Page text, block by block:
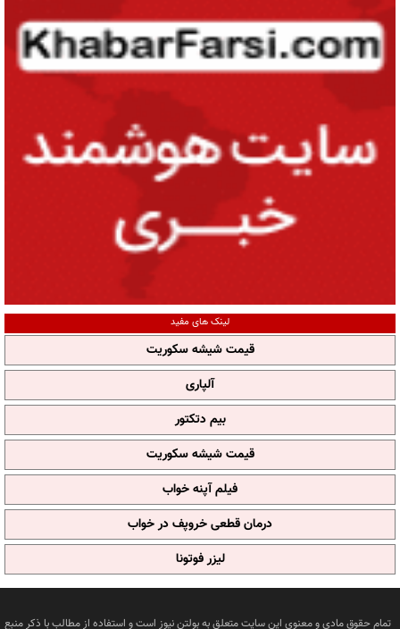
لینک های مفید
قیمت شیشه سکوریت
آلپاری
بیم دتکتور
قیمت شیشه سکوریت
فیلم آپنه خواب
درمان قطعی خروپف در خواب
لیزر فوتونا
تمام حقوق مادی و معنوی این سایت متعلق به بولتن نیوز است و استفاده از مطالب با ذکر منبع